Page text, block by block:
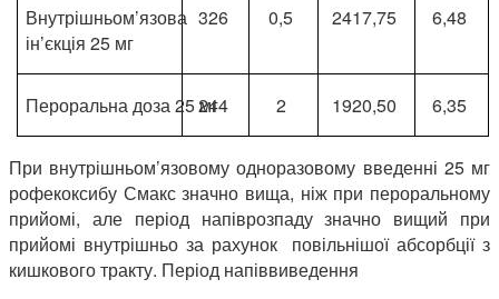
Внутрішньом’язова
ін’єкція 25 мг
326 0,5 2417,75 6,48
Пероральна доза 25 мг
244 2 1920,50 6,35
При внутрішньом’язовому одноразовому введенні 25 мг
рофекоксибу Смакс значно вища, ніж при пероральному
прийомі, але період напіврозпаду значно вищий при
прийомі внутрішньо за рахунок повільнішої абсорбції з
кишкового тракту. Період напіввиведення